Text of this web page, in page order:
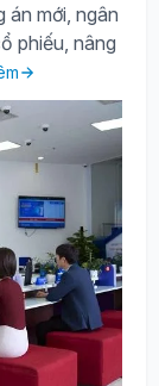
án mới, ngân
phiếu, nâng